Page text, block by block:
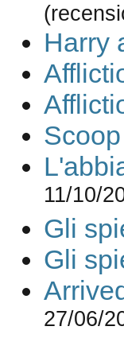
Harry
Scoop
11/10/
Gli
Gli
27/06/